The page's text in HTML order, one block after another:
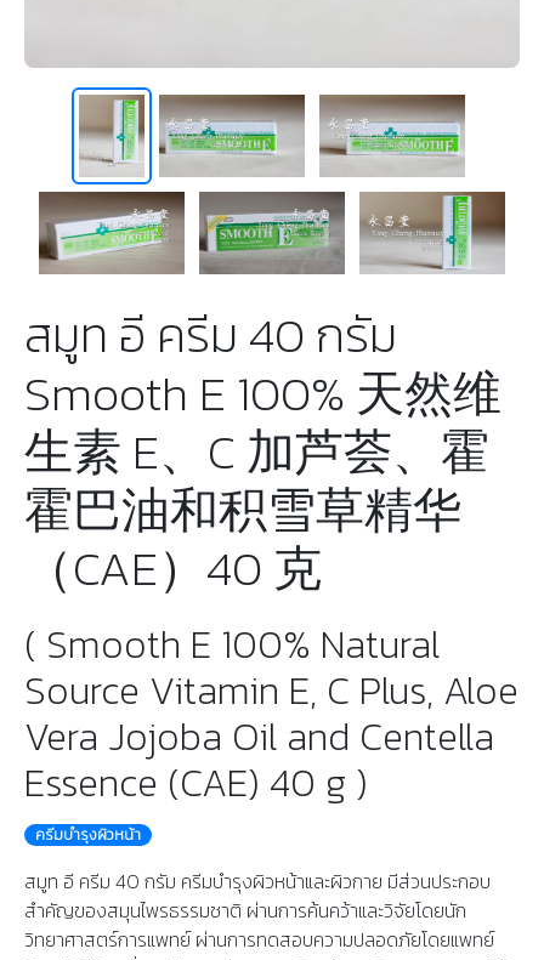
สมูท อี ครีม 40 กรัม
Smooth E 100% 天然维
生素 E、C 加芦荟、霍
霍巴油和积雪草精华
（CAE）40 克
( Smooth E 100% Natural
Source Vitamin E, C Plus, Aloe
Vera Jojoba Oil and Centella
Essence (CAE) 40 g )
ครีมบำรุงผิวหน้า
สมูท อี ครีม 40 กรัม ครีมบำรุงผิวหน้าและผิวกาย มีส่วนประกอบ
สำคัญของสมุนไพรธรรมชาติ ผ่านการค้นคว้าและวิจัยโดยนัก
วิทยาศาสตร์การแพทย์ ผ่านการทดสอบความปลอดภัยโดยแพทย์